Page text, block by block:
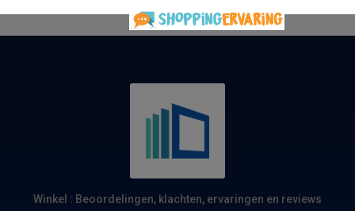
Winkel : Beoordelingen, klachten, ervaringen en reviews